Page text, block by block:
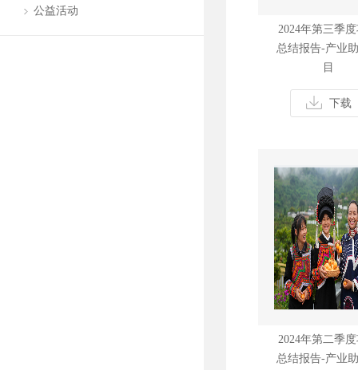
公益活动
2024年第三季
总结报告-产业
目
下载
2024年第二季
总结报告-产业